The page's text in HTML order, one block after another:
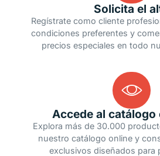
Solicita el
Regístrate como cliente
condiciones preferentes y
precios especiales en todo
Accede al
Explora más de 30.000
nuestro catálogo online y
exclusivos diseñados para